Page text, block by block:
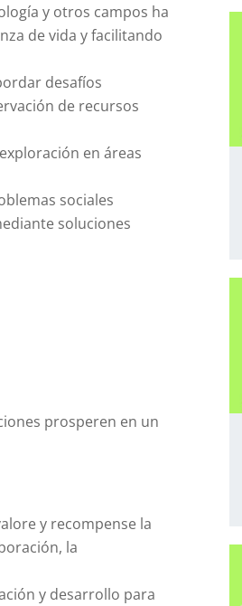
y otros campos ha
de vida y facilitando
desafíos
de recursos
en áreas
sociales
soluciones
prosperen en un
y recompense la
la
y desarrollo para